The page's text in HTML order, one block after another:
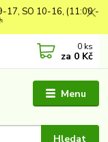
17, SO 10-16, (11:00 -
Menu
Hledat
0 ks
za 0 Kč